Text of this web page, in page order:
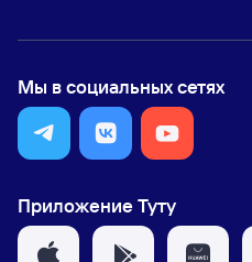
Мы в социальных сетях
Приложение Туту